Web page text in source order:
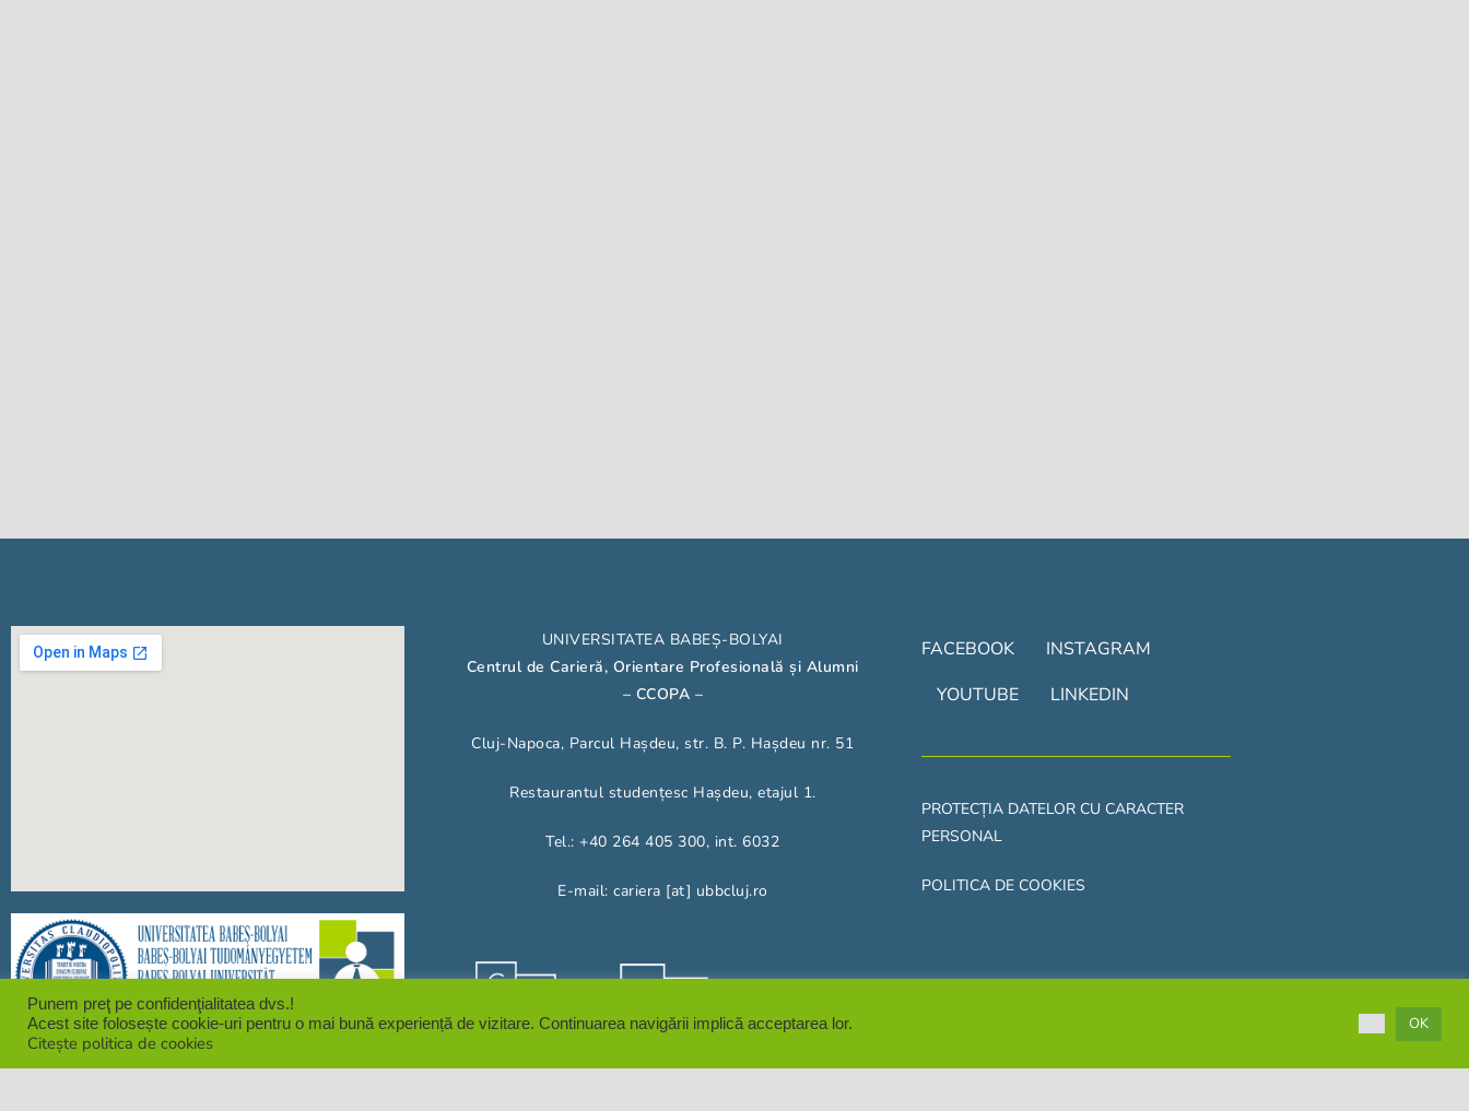
UNIVERSITATEA BABEȘ-BOLYAI
Centrul de Carieră, Orientare Profesională și Alumni
– CCOPA –
Cluj-Napoca, Parcul Hașdeu, str. B. P. Hașdeu nr. 51
Restaurantul studențesc Hașdeu, etajul 1.
Tel.: +40 264 405 300, int. 6032
E-mail: cariera [at] ubbcluj.ro
FACEBOOK
INSTAGRAM
YOUTUBE
LINKEDIN
PROTECȚIA DATELOR CU CARACTER
PERSONAL
POLITICA DE COOKIES
Punem preţ pe confidenţialitatea dvs.!
Acest site folosește cookie-uri pentru o mai bună experiență de vizitare. Continuarea navigării implică acceptarea lor.
Citește politica de cookies
OK